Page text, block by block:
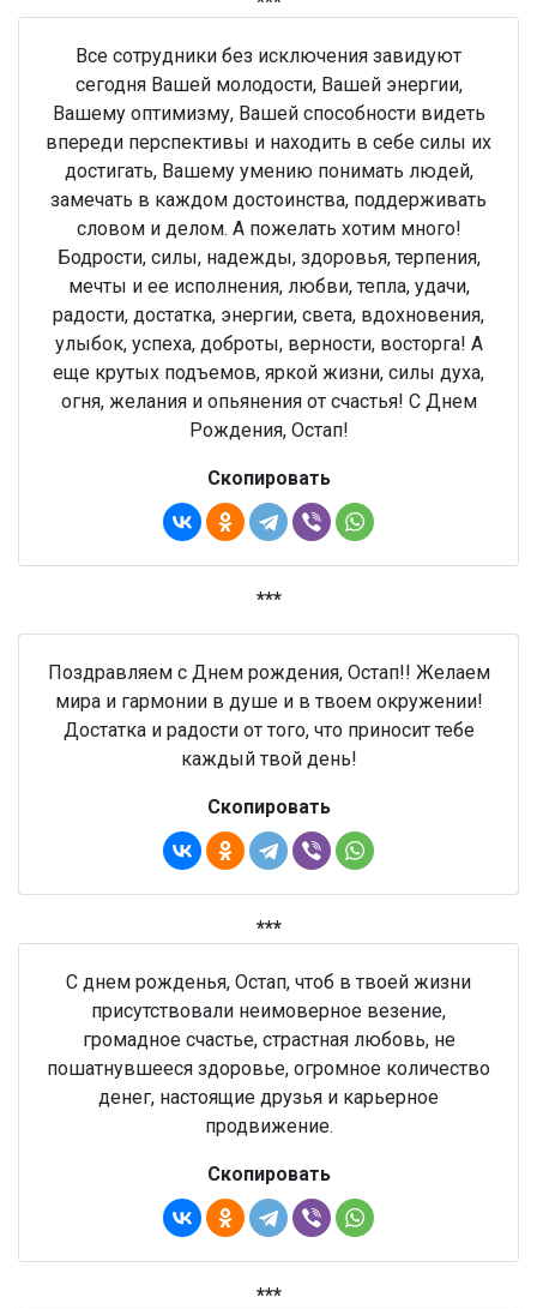
Все сотрудники без исключения завидуют
сегодня Вашей молодости, Вашей энергии,
Вашему оптимизму, Вашей способности видеть
впереди перспективы и находить в себе силы их
достигать, Вашему умению понимать людей,
замечать в каждом достоинства, поддерживать
словом и делом. А пожелать хотим много!
Бодрости, силы, надежды, здоровья, терпения,
мечты и ее исполнения, любви, тепла, удачи,
радости, достатка, энергии, света, вдохновения,
улыбок, успеха, доброты, верности, восторга! А
еще крутых подъемов, яркой жизни, силы духа,
огня, желания и опьянения от счастья! С Днем
Рождения, Остап!
Скопировать
***
Поздравляем с Днем рождения, Остап!! Желаем
мира и гармонии в душе и в твоем окружении!
Достатка и радости от того, что приносит тебе
каждый твой день!
Скопировать
***
С днем рожденья, Остап, чтоб в твоей жизни
присутствовали неимоверное везение,
громадное счастье, страстная любовь, не
пошатнувшееся здоровье, огромное количество
денег, настоящие друзья и карьерное
продвижение.
Скопировать
***